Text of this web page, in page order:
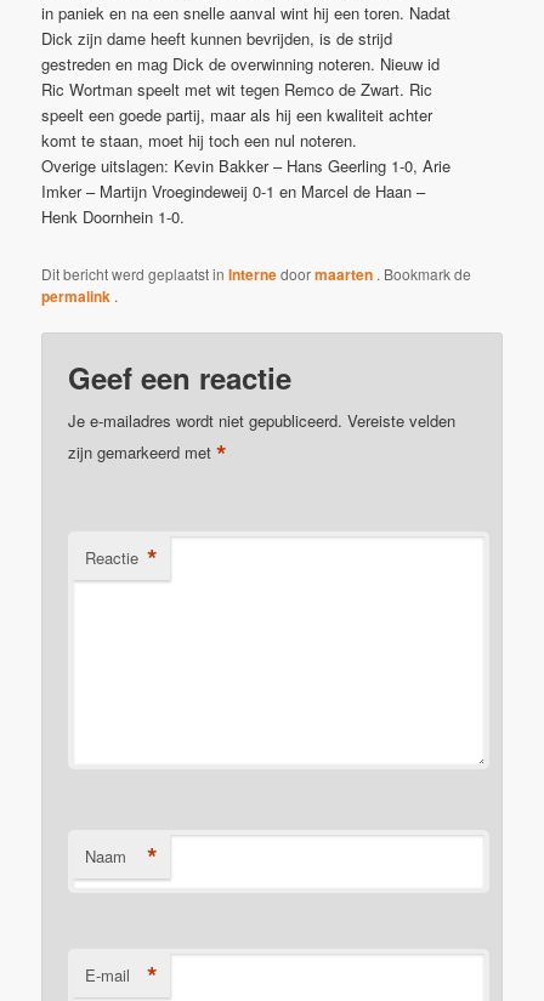
in paniek en na een snelle aanval wint hij een toren. Nadat
Dick zijn dame heeft kunnen bevrijden, is de strijd
gestreden en mag Dick de overwinning noteren. Nieuw id
Ric Wortman speelt met wit tegen Remco de Zwart. Ric
speelt een goede partij, maar als hij een kwaliteit achter
komt te staan, moet hij toch een nul noteren.
Overige uitslagen: Kevin Bakker – Hans Geerling 1-0, Arie
Imker – Martijn Vroegindeweij 0-1 en Marcel de Haan –
Henk Doornhein 1-0.
Dit bericht werd geplaatst inInternedoormaarten . Bookmark de
permalink .
Geef een reactie
Je e-mailadres wordt niet gepubliceerd. Vereiste velden
zijn gemarkeerd met*
Reactie *
Naam *
E-mail *